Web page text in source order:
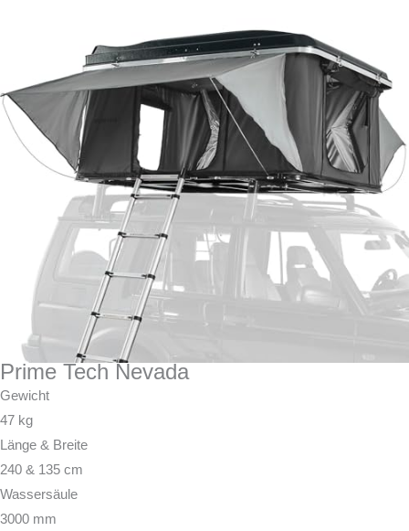
Prime Tech Nevada
Gewicht
47 kg
Länge & Breite
240 & 135 cm
Wassersäule
3000 mm